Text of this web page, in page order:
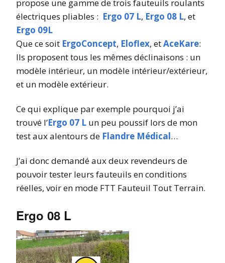
propose une gamme de trois fauteuils roulants
électriques pliables : Ergo 07 L, Ergo 08 L, et
Ergo 09L
Que ce soit ErgoConcept, Eloflex, etAceKare:
Ils proposent tous les mêmes déclinaisons : un
modèle intérieur, un modèle intérieur/extérieur,
et un modèle extérieur.
Ce qui explique par exemple pourquoi j’ai
trouvé l’Ergo 07 L un peu poussif lors de mon
test aux alentours de Flandre Médical…
J’ai donc demandé aux deux revendeurs de
pouvoir tester leurs fauteuils en conditions
réelles, voir en mode FTT Fauteuil Tout Terrain.
Ergo 08 L